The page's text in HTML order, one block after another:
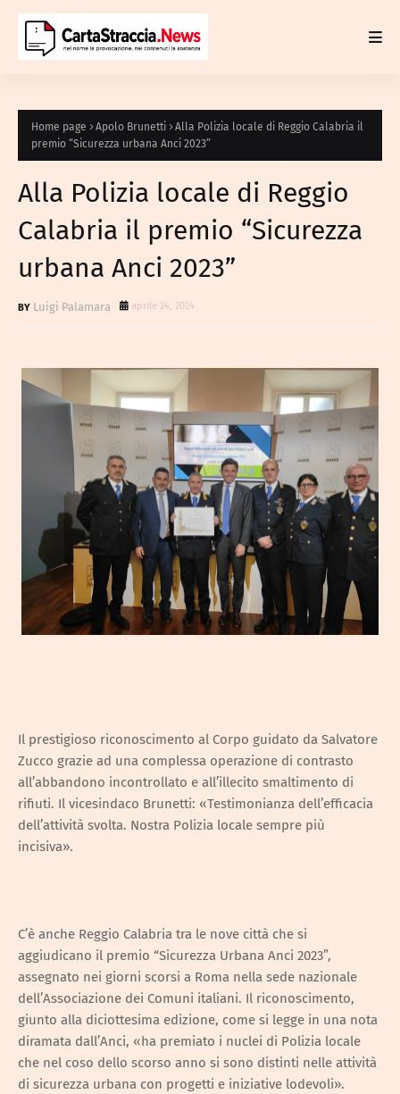
Home page Apolo Brunetti
Alla Polizia locale di Reggio Calabria il
premio “Sicurezza urbana Anci 2023”
Alla Polizia locale di Reggio
Calabria il premio “Sicurezza
urbana Anci 2023”
Luigi Palamara aprile 24, 2024
Il prestigioso riconoscimento al Corpo guidato da Salvatore
Zucco grazie ad una complessa operazione di contrasto
all’abbandono incontrollato e all’illecito smaltimento di
rifiuti. Il vicesindaco Brunetti: «Testimonianza dell’efficacia
dell’attività svolta. Nostra Polizia locale sempre più
incisiva».
C’è anche Reggio Calabria tra le nove città che si
aggiudicano il premio “Sicurezza Urbana Anci 2023”,
assegnato nei giorni scorsi a Roma nella sede nazionale
dell’Associazione dei Comuni italiani. Il riconoscimento,
giunto alla diciottesima edizione, come si legge in una nota
diramata dall’Anci, «ha premiato i nuclei di Polizia locale
che nel coso dello scorso anno si sono distinti nelle attività
di sicurezza urbana con progetti e iniziative lodevoli».